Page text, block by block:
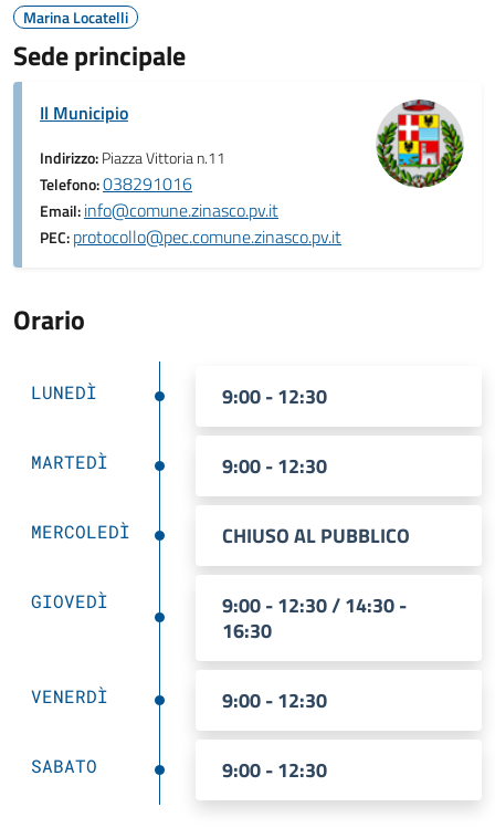
Marina Locatelli
Sede principale
Il Municipio
Indirizzo:Piazza Vittoria n.11
Telefono:038291016
Email:info@comune.zinasco.pv.it
PEC:protocollo@pec.comune.zinasco.pv.it
Orario
LUNEDÌ 9:00 - 12:30
MARTEDÌ 9:00 - 12:30
MERCOLEDÌ CHIUSO AL PUBBLICO
GIOVEDÌ
9:00 - 12:30 / 14:30 -
16:30
VENERDÌ 9:00 - 12:30
SABATO 9:00 - 12:30